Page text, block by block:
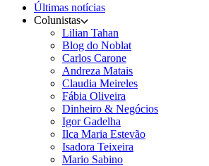
Últimas notícias
Colunistas
Lilian Tahan
Blog do Noblat
Carlos Carone
Andreza Matais
Claudia Meireles
Fábia Oliveira
Dinheiro & Negócios
Igor Gadelha
Ilca Maria Estevão
Isadora Teixeira
Mario Sabino